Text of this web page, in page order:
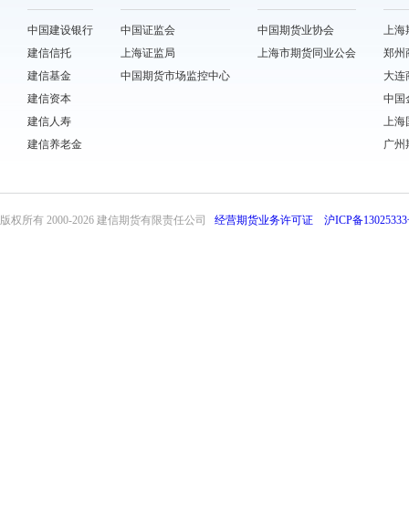
中国建设银行
建信信托
建信基金
建信资本
建信人寿
建信养老金
中国证监会
上海证监局
中国期货市场监控中心
中国期货业协会
上海市期货同业公会
上海
郑州
大连
中国
上海
广州
版权所有 2000-2026 建信期货有限责任公司 经营期货业务许可证 沪ICP备